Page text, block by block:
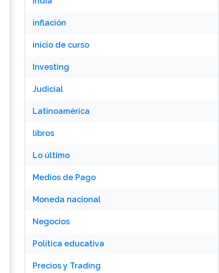
inflación
inicio de curso
Investing
Judicial
Latinoamérica
libros
Lo último
Medios de Pago
Moneda nacional
Negocios
Política educativa
Precios y Trading